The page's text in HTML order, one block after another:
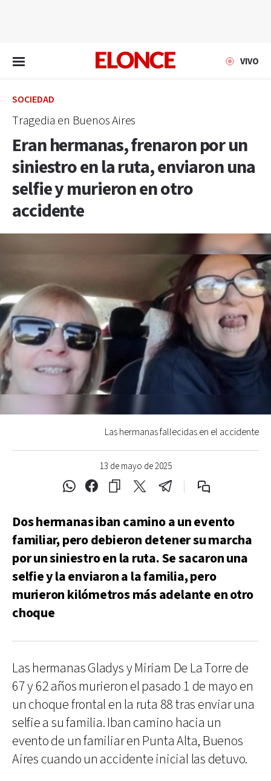
VIVO
SOCIEDAD
Tragedia en Buenos Aires
Eran hermanas, frenaron por un
siniestro en la ruta, enviaron una
selfie y murieron en otro
accidente
13 de mayo de 2025
Las hermanas fallecidas en el accidente
Dos hermanas iban camino a un evento
familiar, pero debieron detener su marcha
por un siniestro en la ruta. Se sacaron una
selfie y la enviaron a la familia, pero
murieron kilómetros más adelante en otro
choque
Las hermanas Gladys y Miriam De La Torre de
67 y 62 años murieron el pasado 1 de mayo en
un choque frontal en la ruta 88 tras enviar una
selfie a su familia. Iban camino hacia un
evento de un familiar en Punta Alta, Buenos
Aires cuando un accidente inicial las detuvo.